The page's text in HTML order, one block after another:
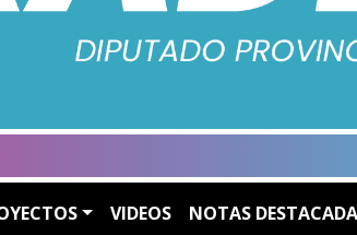
VIDEOS NOTAS